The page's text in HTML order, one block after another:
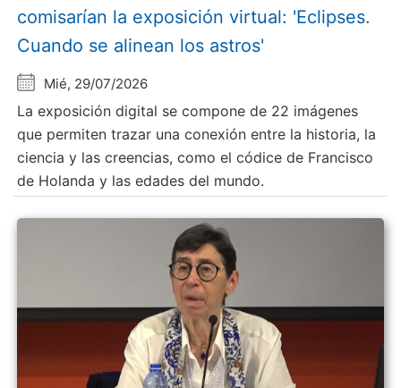
comisarían la exposición virtual: 'Eclipses.
Cuando se alinean los astros'
Mié, 29/07/2026
La exposición digital se compone de 22 imágenes
que permiten trazar una conexión entre la historia, la
ciencia y las creencias, como el códice de Francisco
de Holanda y las edades del mundo.